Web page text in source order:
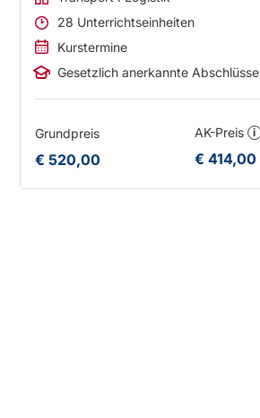
28 Unterrichtseinheiten
Kurstermine
Gesetzlich anerkannte Abschlüsse
Grundpreis
€ 520,00
AK-Preis i
€ 414,00